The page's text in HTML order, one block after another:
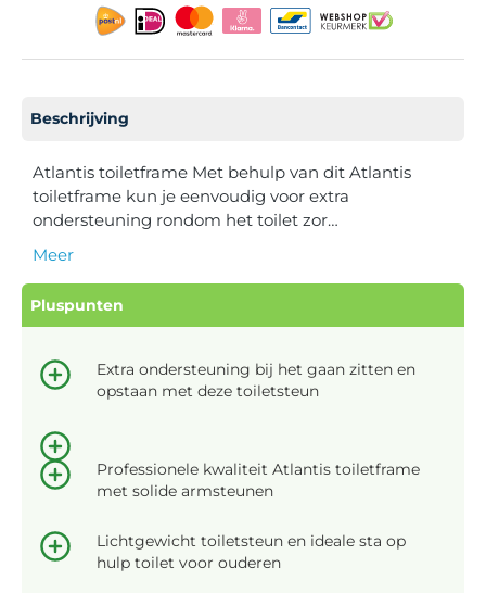
Beschrijving
Atlantis toiletframe Met behulp van dit Atlantis
toiletframe kun je eenvoudig voor extra
ondersteuning rondom het toilet zor…
Meer
Pluspunten
Extra ondersteuning bij het gaan zitten en
opstaan met deze toiletsteun
Professionele kwaliteit Atlantis toiletframe
met solide armsteunen
Lichtgewicht toiletsteun en ideale sta op
hulp toilet voor ouderen